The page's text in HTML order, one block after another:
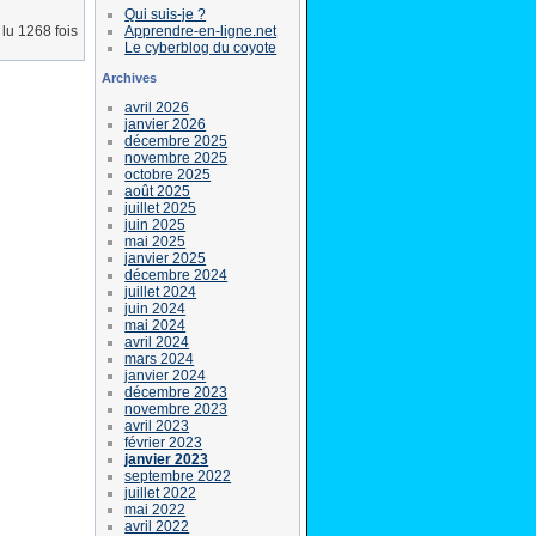
lu 1268 fois
Qui suis-je ?
Apprendre-en-ligne.net
Le cyberblog du coyote
Archives
avril 2026
janvier 2026
décembre 2025
novembre 2025
octobre 2025
août 2025
juillet 2025
juin 2025
mai 2025
janvier 2025
décembre 2024
juillet 2024
juin 2024
mai 2024
avril 2024
mars 2024
janvier 2024
décembre 2023
novembre 2023
avril 2023
février 2023
janvier 2023
septembre 2022
juillet 2022
mai 2022
avril 2022